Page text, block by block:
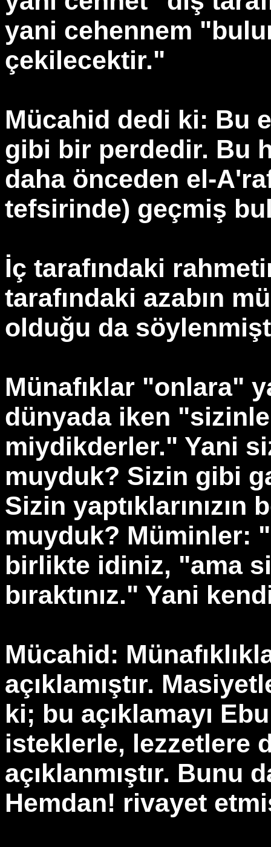
yani cehennem
çekilecektir."
Mücahid dedi ki: Bu
gibi bir perdedir. Bu
daha önceden el-
tefsirinde) geçmiş
İç tarafındaki
tarafındaki azabın
olduğu da
Münafıklar "onlara"
dünyada iken
miydikderler." Yani
muyduk? Sizin gibi
Sizin yaptıklarınızın
muyduk? Müminler:
birlikte idiniz, "ama
bıraktınız." Yani
Mücahid:
açıklamıştır.
ki; bu açıklamayı
isteklerle, lezzetlere
açıklanmıştır. Bunu
Hemdan! rivayet